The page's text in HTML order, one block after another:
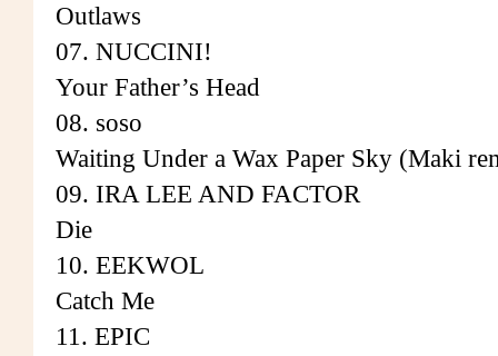
Outlaws
07. NUCCINI!
Your Father’s Head
08. soso
Waiting Under a Wax Paper Sky (Maki
09. IRA LEE AND FACTOR
Die
10. EEKWOL
Catch Me
11. EPIC